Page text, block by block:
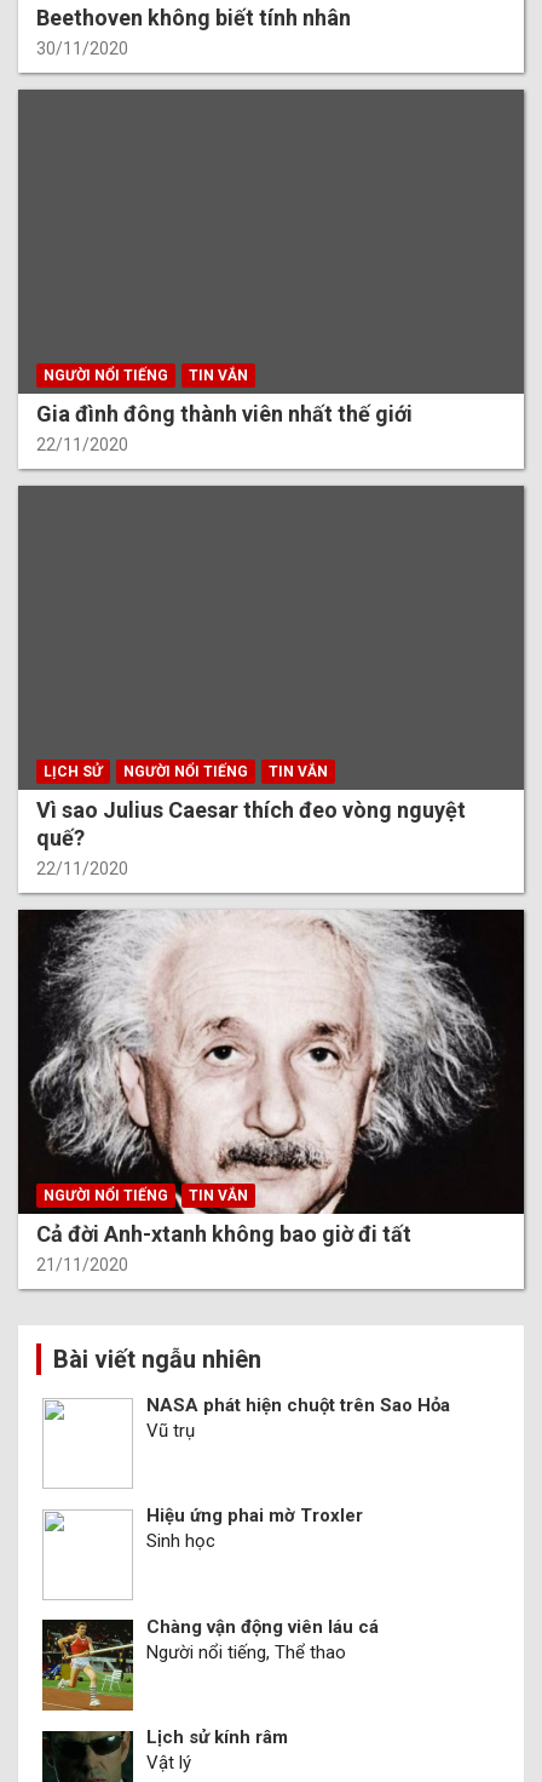
Beethoven không biết tính nhân
30/11/2020
NGƯỜI NỔI TIẾNG TIN VẮN
Gia đình đông thành viên nhất thế giới
22/11/2020
LỊCH SỬ NGƯỜI NỔI TIẾNG TIN VẮN
Vì sao Julius Caesar thích đeo vòng nguyệt
quế?
22/11/2020
NGƯỜI NỔI TIẾNG TIN VẮN
Cả đời Anh-xtanh không bao giờ đi tất
21/11/2020
Bài viết ngẫu nhiên
NASA phát hiện chuột trên Sao Hỏa
Vũ trụ
Hiệu ứng phai mờ Troxler
Sinh học
Chàng vận động viên láu cá
Người nổi tiếng, Thể thao
Lịch sử kính râm
Vật lý